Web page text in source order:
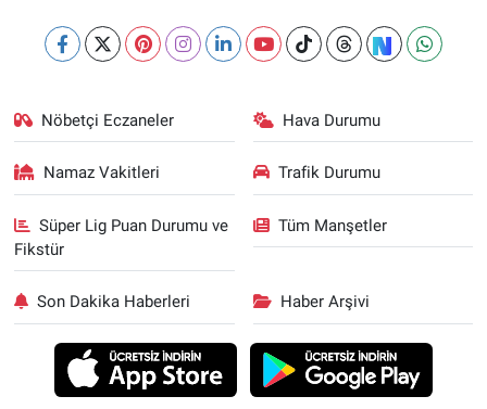
Nöbetçi Eczaneler Hava Durumu
Namaz Vakitleri Trafik Durumu
Süper Lig Puan Durumu ve
Fikstür
Tüm Manşetler
Son Dakika Haberleri Haber Arşivi